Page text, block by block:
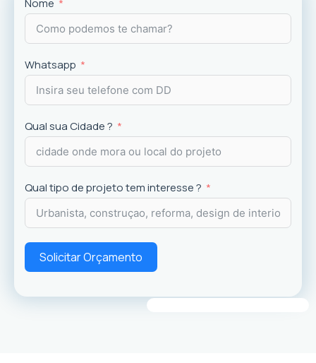
experiência dos usuários.
Nome
Whatsapp
Qual sua Cidade ?
Qual tipo de projeto tem interesse ?
Solicitar Orçamento